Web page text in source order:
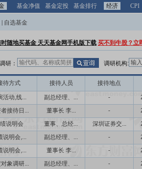
基金净值 基金定投 基金排行 经济 CPI
自选基金
时随地买基金 天天基金网手机版下载 买不到牛股？立
研： 调研机构:
待方式 接待人员 接待地点
活动,线... 副总经理、... -
接待日... 董事长 李... -
说明会 董事、总经... 深圳证券交...
说明会,... 副总经理、... -
说明会,... 董事长 李... -
象调研... 副总经理、... -